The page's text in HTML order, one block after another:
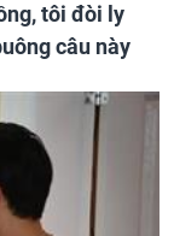
tôi đòi ly
câu này